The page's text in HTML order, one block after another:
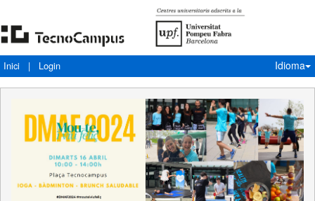
Inici | Login Idioma